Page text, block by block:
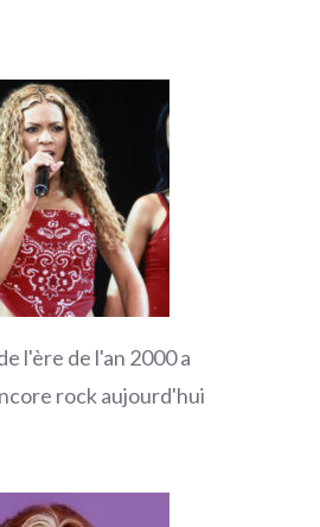
l'ère de l'an 2000 a
rock aujourd'hui